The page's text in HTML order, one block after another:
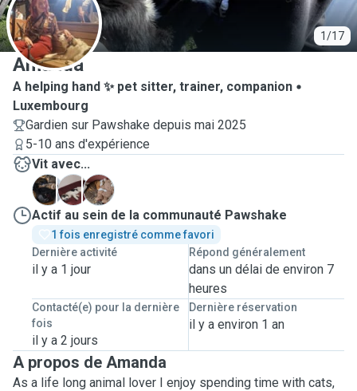
1/17
A
Amanda
A helping hand ✨️ pet sitter, trainer, companion
Luxembourg
Gardien sur Pawshake depuis mai 2025
5-10 ans d'expérience
Vit avec...
A
A
E
Actif au sein de la communauté Pawshake
1 fois enregistré comme favori
Dernière activité
il y a 1 jour
Répond généralement
dans un délai de environ 7
heures
Contacté(e) pour la dernière
fois
il y a 2 jours
Dernière réservation
il y a environ 1 an
A propos de Amanda
As a life long animal lover I enjoy spending time with cats,